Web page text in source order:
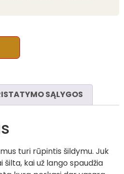
SĄLYGOS
turi rūpintis šildymu. Juk
šilta, kai už lango spaudžia